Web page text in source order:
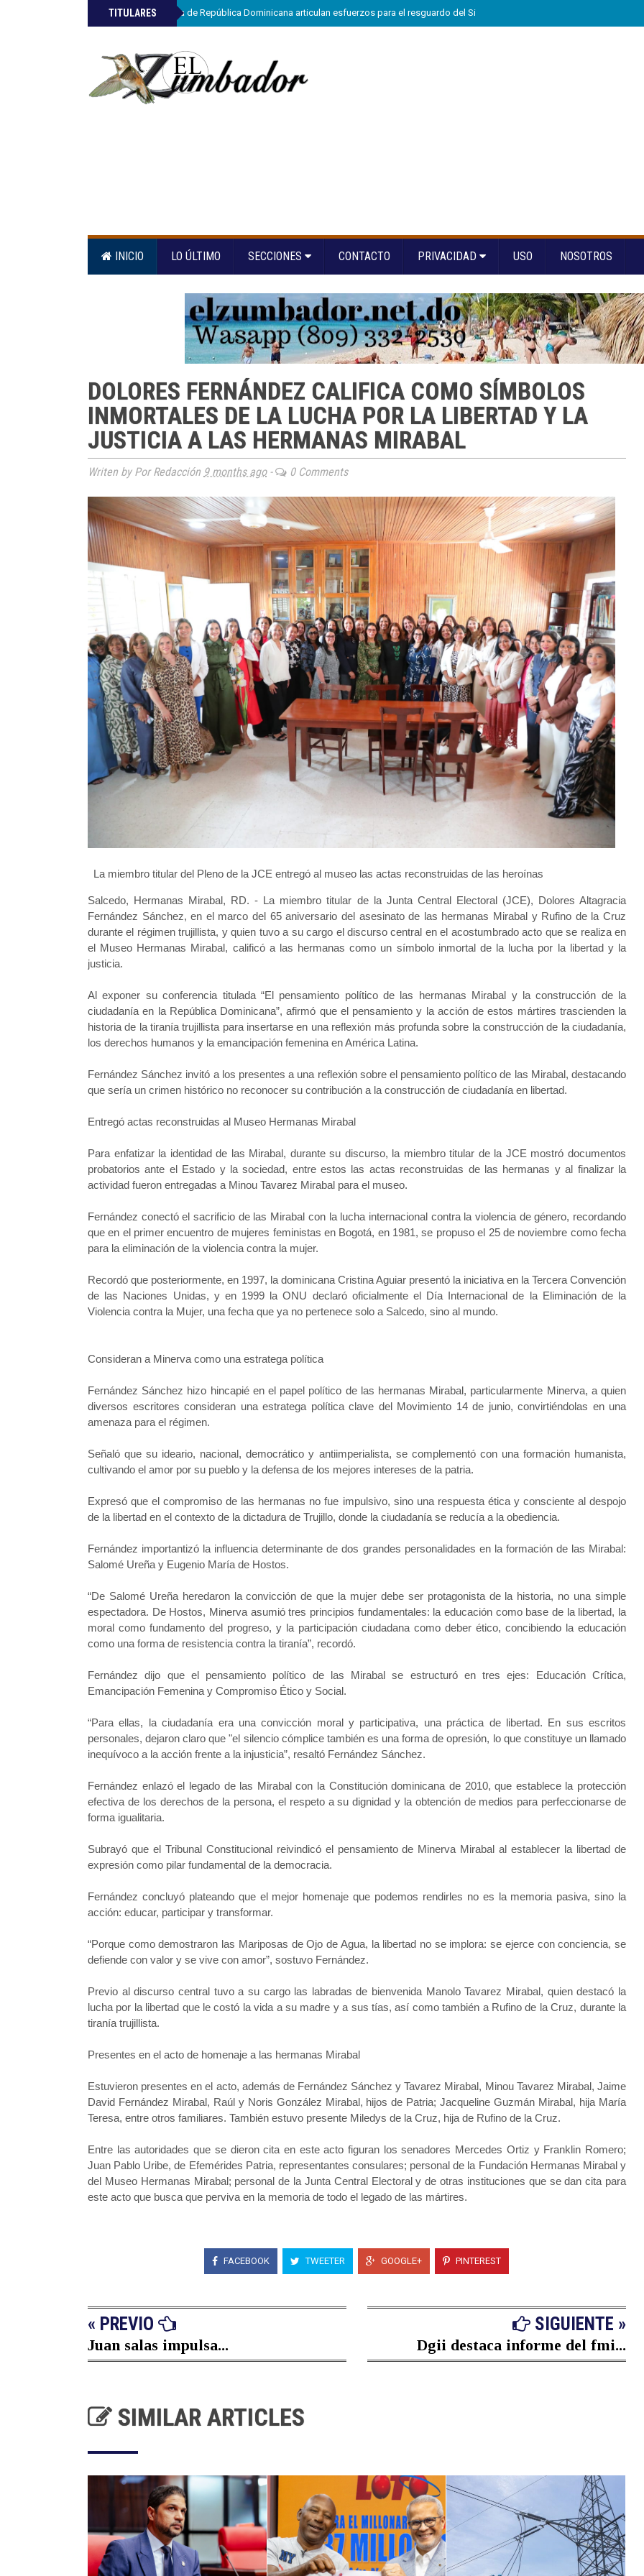
TITULARES
»ETED y la Armada de República Dominicana articulan esfuerzos para el resguardo del Sistema de Transmisión Eléctrica
INICIO LO ÚLTIMO SECCIONES CONTACTO PRIVACIDAD USO NOSOTROS
DOLORES FERNÁNDEZ CALIFICA COMO SÍMBOLOS
INMORTALES DE LA LUCHA POR LA LIBERTAD Y LA
JUSTICIA A LAS HERMANAS MIRABAL
Writen by Por Redacción 9 months ago- 0 Comments
La miembro titular del Pleno de la JCE entregó al museo las actas reconstruidas de las heroínas
Salcedo, Hermanas Mirabal, RD. - La miembro titular de la Junta Central Electoral (JCE), Dolores Altagracia
Fernández Sánchez, en el marco del 65 aniversario del asesinato de las hermanas Mirabal y Rufino de la Cruz
durante el régimen trujillista, y quien tuvo a su cargo el discurso central en el acostumbrado acto que se realiza en
el Museo Hermanas Mirabal, calificó a las hermanas como un símbolo inmortal de la lucha por la libertad y la
justicia.
Al exponer su conferencia titulada “El pensamiento político de las hermanas Mirabal y la construcción de la
ciudadanía en la República Dominicana”, afirmó que el pensamiento y la acción de estos mártires trascienden la
historia de la tiranía trujillista para insertarse en una reflexión más profunda sobre la construcción de la ciudadanía,
los derechos humanos y la emancipación femenina en América Latina.
Fernández Sánchez invitó a los presentes a una reflexión sobre el pensamiento político de las Mirabal, destacando
que sería un crimen histórico no reconocer su contribución a la construcción de ciudadanía en libertad.
Entregó actas reconstruidas al Museo Hermanas Mirabal
Para enfatizar la identidad de las Mirabal, durante su discurso, la miembro titular de la JCE mostró documentos
probatorios ante el Estado y la sociedad, entre estos las actas reconstruidas de las hermanas y al finalizar la
actividad fueron entregadas a Minou Tavarez Mirabal para el museo.
Fernández conectó el sacrificio de las Mirabal con la lucha internacional contra la violencia de género, recordando
que en el primer encuentro de mujeres feministas en Bogotá, en 1981, se propuso el 25 de noviembre como fecha
para la eliminación de la violencia contra la mujer.
Recordó que posteriormente, en 1997, la dominicana Cristina Aguiar presentó la iniciativa en la Tercera Convención
de las Naciones Unidas, y en 1999 la ONU declaró oficialmente el Día Internacional de la Eliminación de la
Violencia contra la Mujer, una fecha que ya no pertenece solo a Salcedo, sino al mundo.
Consideran a Minerva como una estratega política
Fernández Sánchez hizo hincapié en el papel político de las hermanas Mirabal, particularmente Minerva, a quien
diversos escritores consideran una estratega política clave del Movimiento 14 de junio, convirtiéndolas en una
amenaza para el régimen.
Señaló que su ideario, nacional, democrático y antiimperialista, se complementó con una formación humanista,
cultivando el amor por su pueblo y la defensa de los mejores intereses de la patria.
Expresó que el compromiso de las hermanas no fue impulsivo, sino una respuesta ética y consciente al despojo
de la libertad en el contexto de la dictadura de Trujillo, donde la ciudadanía se reducía a la obediencia.
Fernández importantizó la influencia determinante de dos grandes personalidades en la formación de las Mirabal:
Salomé Ureña y Eugenio María de Hostos.
“De Salomé Ureña heredaron la convicción de que la mujer debe ser protagonista de la historia, no una simple
espectadora. De Hostos, Minerva asumió tres principios fundamentales: la educación como base de la libertad, la
moral como fundamento del progreso, y la participación ciudadana como deber ético, concibiendo la educación
como una forma de resistencia contra la tiranía”, recordó.
Fernández dijo que el pensamiento político de las Mirabal se estructuró en tres ejes: Educación Crítica,
Emancipación Femenina y Compromiso Ético y Social.
“Para ellas, la ciudadanía era una convicción moral y participativa, una práctica de libertad. En sus escritos
personales, dejaron claro que "el silencio cómplice también es una forma de opresión, lo que constituye un llamado
inequívoco a la acción frente a la injusticia”, resaltó Fernández Sánchez.
Fernández enlazó el legado de las Mirabal con la Constitución dominicana de 2010, que establece la protección
efectiva de los derechos de la persona, el respeto a su dignidad y la obtención de medios para perfeccionarse de
forma igualitaria.
Subrayó que el Tribunal Constitucional reivindicó el pensamiento de Minerva Mirabal al establecer la libertad de
expresión como pilar fundamental de la democracia.
Fernández concluyó plateando que el mejor homenaje que podemos rendirles no es la memoria pasiva, sino la
acción: educar, participar y transformar.
“Porque como demostraron las Mariposas de Ojo de Agua, la libertad no se implora: se ejerce con conciencia, se
defiende con valor y se vive con amor”, sostuvo Fernández.
Previo al discurso central tuvo a su cargo las labradas de bienvenida Manolo Tavarez Mirabal, quien destacó la
lucha por la libertad que le costó la vida a su madre y a sus tías, así como también a Rufino de la Cruz, durante la
tiranía trujillista.
Presentes en el acto de homenaje a las hermanas Mirabal
Estuvieron presentes en el acto, además de Fernández Sánchez y Tavarez Mirabal, Minou Tavarez Mirabal, Jaime
David Fernández Mirabal, Raúl y Noris González Mirabal, hijos de Patria; Jacqueline Guzmán Mirabal, hija María
Teresa, entre otros familiares. También estuvo presente Miledys de la Cruz, hija de Rufino de la Cruz.
Entre las autoridades que se dieron cita en este acto figuran los senadores Mercedes Ortiz y Franklin Romero;
Juan Pablo Uribe, de Efemérides Patria, representantes consulares; personal de la Fundación Hermanas Mirabal y
del Museo Hermanas Mirabal; personal de la Junta Central Electoral y de otras instituciones que se dan cita para
este acto que busca que perviva en la memoria de todo el legado de las mártires.
FACEBOOK TWEETER GOOGLE+ PINTEREST
« PREVIO
Juan salas impulsa...
SIGUIENTE »
Dgii destaca informe del fmi...
SIMILAR ARTICLES